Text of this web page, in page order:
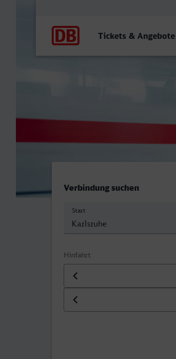
Tickets & Angebote
Karlsruhe Hbf -
Verbindung suchen
Start
Hinfahrt
Datum der Hinfahrt
Uhrzeit der Hinfahrt